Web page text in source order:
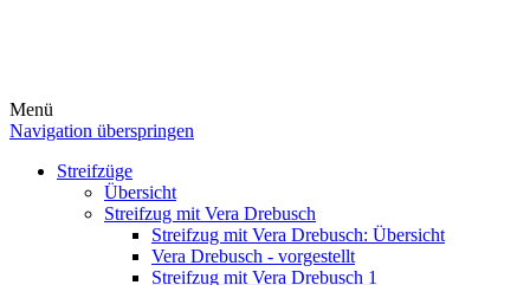
Menü
Navigation überspringen
Streifzüge
Übersicht
Streifzug mit Vera Drebusch
Streifzug mit Vera Drebusch: Übersicht
Vera Drebusch - vorgestellt
Streifzug mit Vera Drebusch 1